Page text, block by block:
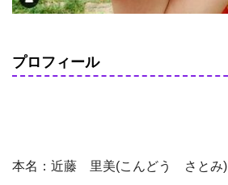
プロフィール
本名：近藤 里美(こんどう さとみ)